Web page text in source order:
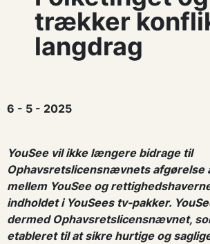
trækker
langdrag
6 - 5 - 2025
YouSee vil ikke længere bidrage til
Ophavsretslicensnævnets afgørelse
mellem YouSee og
indholdet i YouSees tv-pakker.
dermed Ophavsretslicensnævnet,
etableret til at sikre hurtige og